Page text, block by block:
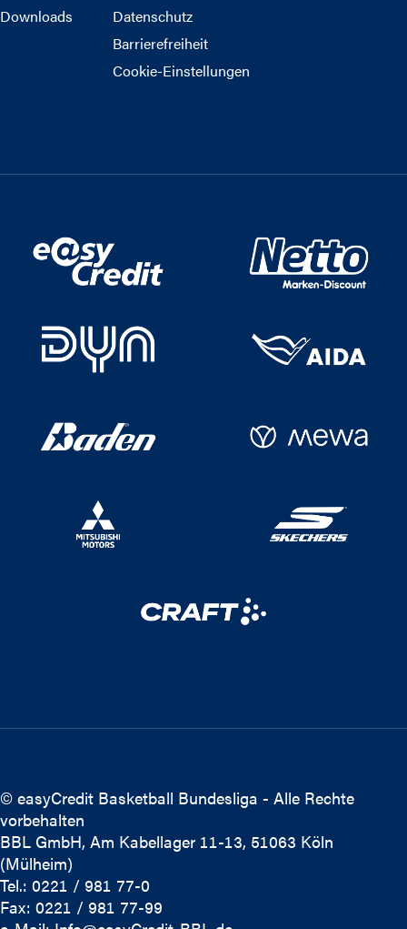
Downloads
Datenschutz
Barrierefreiheit
Cookie-Einstellungen
© easyCredit Basketball Bundesliga - Alle Rechte
vorbehalten
BBL GmbH, Am Kabellager 11-13, 51063 Köln
(Mülheim)
Tel.: 0221 / 981 77-0
Fax: 0221 / 981 77-99